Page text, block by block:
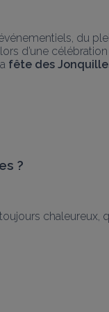
du
d’une
fête des
?